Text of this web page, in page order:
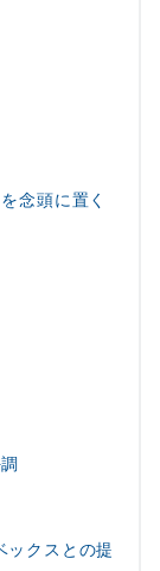
念頭に置く
クスとの提